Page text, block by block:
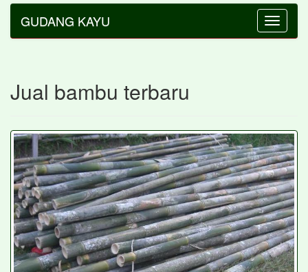
Toggle
GUDANG KAYU
Jual bambu terbaru